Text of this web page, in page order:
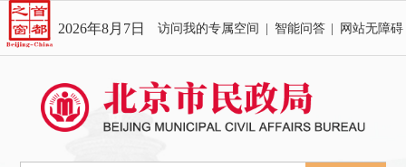
2026年8月7日 访问我的专属空间 智能问答 网站无障碍